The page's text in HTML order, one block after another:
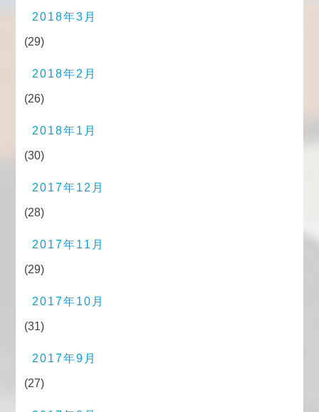
2018年3月
(29)
2018年2月
(26)
2018年1月
(30)
2017年12月
(28)
2017年11月
(29)
2017年10月
(31)
2017年9月
(27)